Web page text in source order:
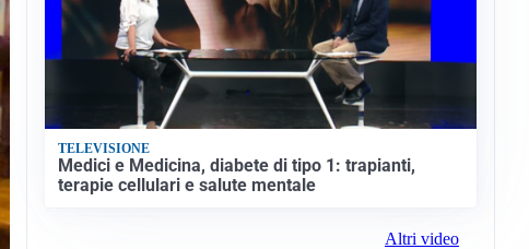
TELEVISIONE
Medici e Medicina, diabete di tipo 1: trapianti,
terapie cellulari e salute mentale
Altri video